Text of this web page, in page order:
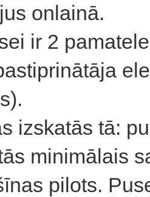
onlainā.
ir 2
izskatās tā:
minimālais
pilots.